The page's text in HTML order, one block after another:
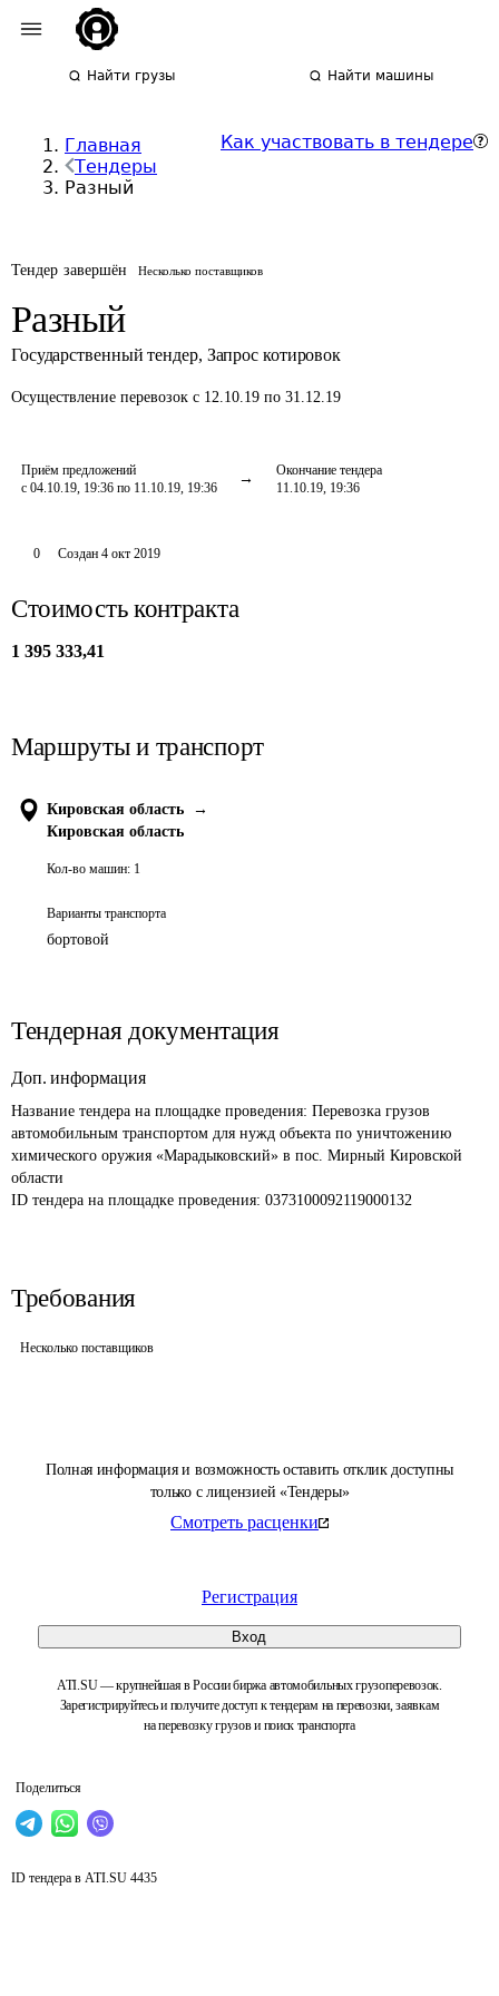
Найти грузы Найти машины
Главная
Тендеры
Разный
Как участвовать в тендере
Тендер завершён Несколько поставщиков
Разный
Государственный тендер, Запрос котировок
Осуществление перевозок с 12.10.19 по 31.12.19
Приём предложений
с 04.10.19, 19:36 по 11.10.19, 19:36
Окончание тендера
11.10.19, 19:36
Полная информация и возможность оставить отклик доступны
только с лицензией «Тендеры»
Смотреть расценки
Регистрация
Вход
ATI.SU — крупнейшая в России биржа автомобильных грузоперевозок.
Зарегистрируйтесь и получите доступ к тендерам на перевозки, заявкам
на перевозку грузов и поиск транспорта
Поделиться
0 Создан 4 окт 2019
Стоимость контракта
1 395 333,41
Маршруты и транспорт
Кировская область
→
Кировская область
Кол-во машин: 1
Варианты транспорта
бортовой
Тендерная документация
Доп. информация
Название тендера на площадке проведения: Перевозка грузов
автомобильным транспортом для нужд объекта по уничтожению
химического оружия «Марадыковский» в пос. Мирный Кировской
области
ID тендера на площадке проведения: 0373100092119000132
Требования
Несколько поставщиков
ID тендера в ATI.SU 4435